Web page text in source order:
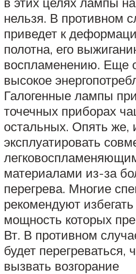
нельзя. В противном
приведет к
полотна, его
воспламенению. Еще
высокое
Галогенные лампы
точечных приборах
остальных. Опять же,
эксплуатировать
материалами из-за
перегрева. Многие
рекомендуют
мощность которых
Вт. В противном
будет перегреваться,
вызвать возгорание